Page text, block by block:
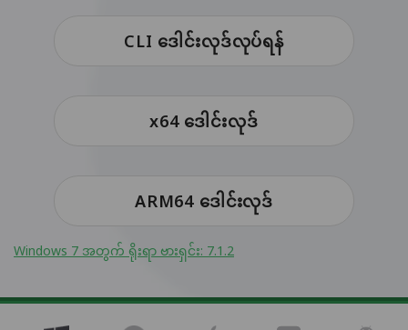
CLI ဒေါင်းလုဒ်လုပ်ရန်
x64 ဒေါင်းလုဒ်
ARM64 ဒေါင်းလုဒ်
Windows 7 အတွက် ရိုးရာ ဗားရှင်း: 7.1.2